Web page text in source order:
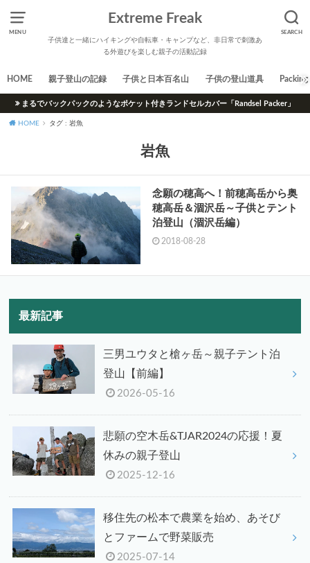
MENU SEARCH
Extreme Freak
子供達と一緒にハイキングや自転車・キャンプなど、非日常で刺激あ
る外遊びを楽しむ親子の活動記録
HOME 親子登山の記録 子供と日本百名山 子供の登山道具 Packing
まるでバックパックのようなポケット付きランドセルカバー「Randsel Packer」
HOME タグ : 岩魚
岩魚
念願の穂高へ！前穂高岳から奥
穂高岳＆涸沢岳～子供とテント
泊登山（涸沢岳編）
2018-08-28
最新記事
三男ユウタと槍ヶ岳～親子テント泊
登山【前編】
2026-05-16
悲願の空木岳&TJAR2024の応援！夏
休みの親子登山
2025-12-16
移住先の松本で農業を始め、あそび
とファームで野菜販売
2025-07-14